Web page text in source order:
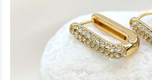
Square shinny earrings
12 €(-33%)
8 €